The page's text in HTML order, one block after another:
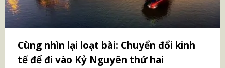
Cùng nhìn lại loạt bài: Chuyển đổi kinh
tế để đi vào Kỷ Nguyên thứ hai